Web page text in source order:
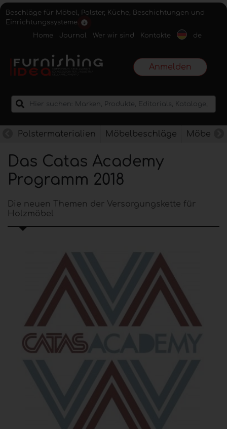
Beschläge für Möbel, Polster, Küche, Beschichtungen und
Einrichtungssysteme.
Home
Journal Wer wir sind Kontakte de
Anmelden
Polstermaterialien Möbelbeschläge
Das Catas Academy
Programm 2018
Die neuen Themen der Versorgungskette für
Holzmöbel